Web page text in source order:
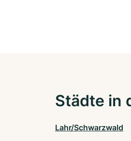
Städte in
Lahr/Schwarzwald